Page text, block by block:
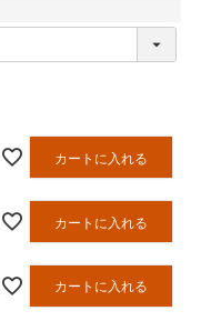
カートに入れる
カートに入れる
カートに入れる